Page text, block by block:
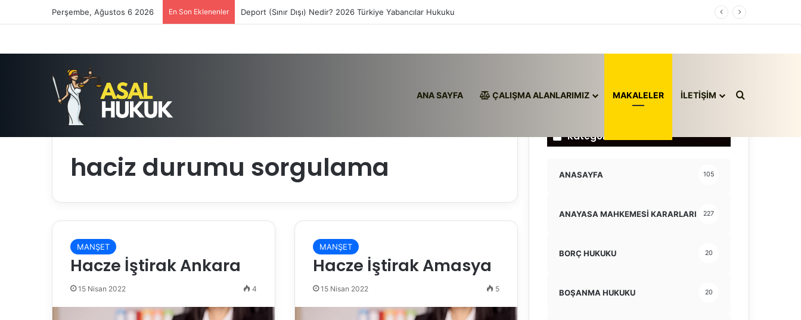
Perşembe, Ağustos 6 2026 En Son Eklenenler Deport (Sınır Dışı) Nedir? 2026 Türkiye Yabancılar Hukuku
ANA SAYFA ÇALIŞMA ALANLARIMIZ MAKALELER İLETİŞİM Arama yap
haciz durumu sorgulama
MANŞET
Hacze İştirak Ankara
15 Nisan 2022 4
MANŞET
Hacze İştirak Amasya
15 Nisan 2022 5
Kategoriler
ANASAYFA 105
ANAYASA MAHKEMESİ KARARLARI 227
BORÇ HUKUKU 20
BOŞANMA HUKUKU 20